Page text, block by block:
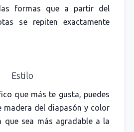
formas que a partir del
se repiten exactamente
Estilo
que más te gusta, puedes
madera del diapasón y color
que sea más agradable a la